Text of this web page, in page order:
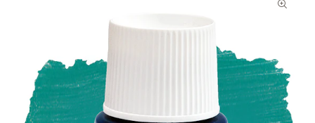
Agendas & Planners
Papeleria Escolar y Oficina
Nuestras Marcas